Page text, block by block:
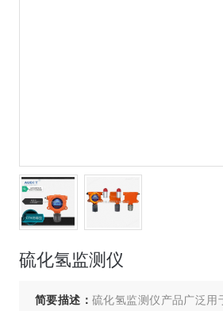
硫化氢监测仪
简要描述：硫化氢监测仪产品广泛用